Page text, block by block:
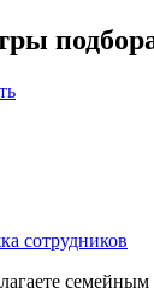
сотрудников
семейным